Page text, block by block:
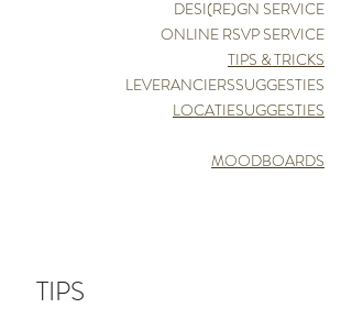
DESI(RE)GN SERVICE
ONLINE RSVP SERVICE
TIPS & TRICKS
LEVERANCIERSSUGGESTIES
LOCATIESUGGESTIES
MOODBOARDS
TIPS